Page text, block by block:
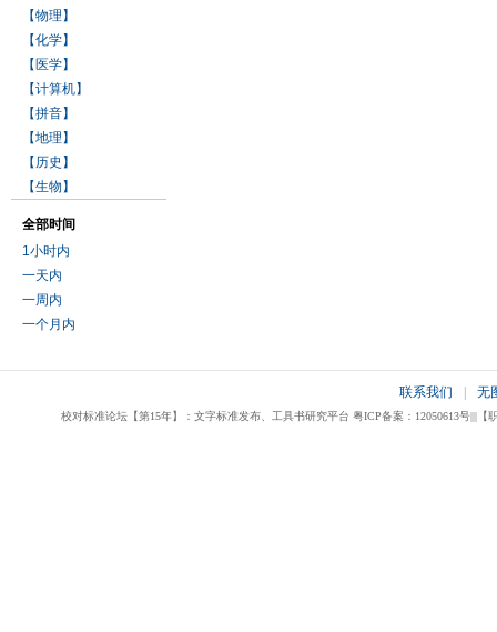
【物理】
【化学】
【医学】
【计算机】
【拼音】
【地理】
【历史】
【生物】
全部时间
1小时内
一天内
一周内
一个月内
联系我们 无
校对标准论坛【第15年】：文字标准发布、工具书研究平台 粤ICP备案：12050613号|||【